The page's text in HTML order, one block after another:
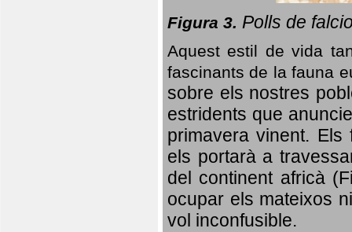
Figura 3. Polls de
Aquest estil de vida
fascinants de la fauna
sobre els nostres
estridents que
primavera vinent. Els
els portarà a
del continent africà
ocupar els mateixos
vol inconfusible.